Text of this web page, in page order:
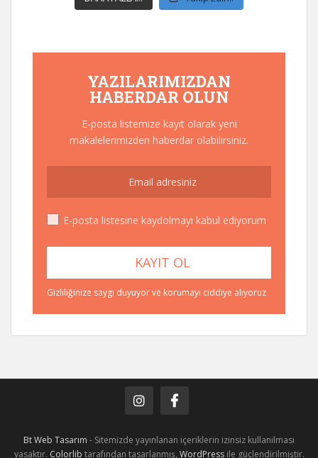
YAZILARIMIZDAN
HABERDAR OLUN
E-posta listemize kayıt olarak yeni
makalelerimizden haberdar olabilirsiniz.
E-posta listesine kaydolmayı kabul ediyorum
Gizliliğinize saygı duyuyor ve korumayı ciddiye alıyoruz
Bt Web Tasarım - Sitemizde yayınlanan içeriklerin izinsiz kullanılması
yasaktır. Colorlib tarafından tasarlanmış, WordPressile güçlendirilmiştir.